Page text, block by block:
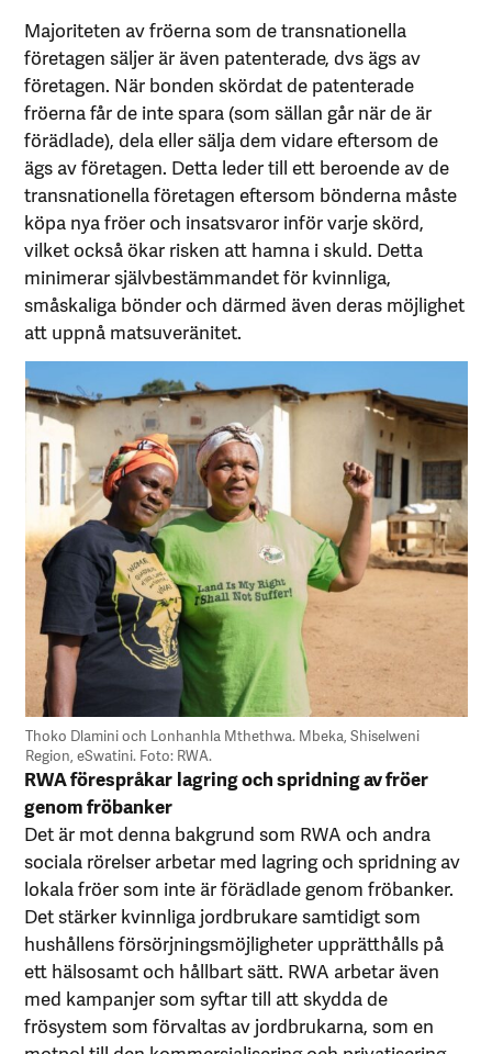
Majoriteten av fröerna som de transnationella
företagen säljer är även patenterade, dvs ägs av
företagen. När bonden skördat de patenterade
fröerna får de inte spara (som sällan går när de är
förädlade), dela eller sälja dem vidare eftersom de
ägs av företagen. Detta leder till ett beroende av de
transnationella företagen eftersom bönderna måste
köpa nya fröer och insatsvaror inför varje skörd,
vilket också ökar risken att hamna i skuld. Detta
minimerar självbestämmandet för kvinnliga,
småskaliga bönder och därmed även deras möjlighet
att uppnå matsuveränitet.
Thoko Dlamini och Lonhanhla Mthethwa. Mbeka, Shiselweni
Region, eSwatini. Foto: RWA.
RWA förespråkar lagring och spridning av fröer
genom fröbanker
Det är mot denna bakgrund som RWA och andra
sociala rörelser arbetar med lagring och spridning av
lokala fröer som inte är förädlade genom fröbanker.
Det stärker kvinnliga jordbrukare samtidigt som
hushållens försörjningsmöjligheter upprätthålls på
ett hälsosamt och hållbart sätt. RWA arbetar även
med kampanjer som syftar till att skydda de
frösystem som förvaltas av jordbrukarna, som en